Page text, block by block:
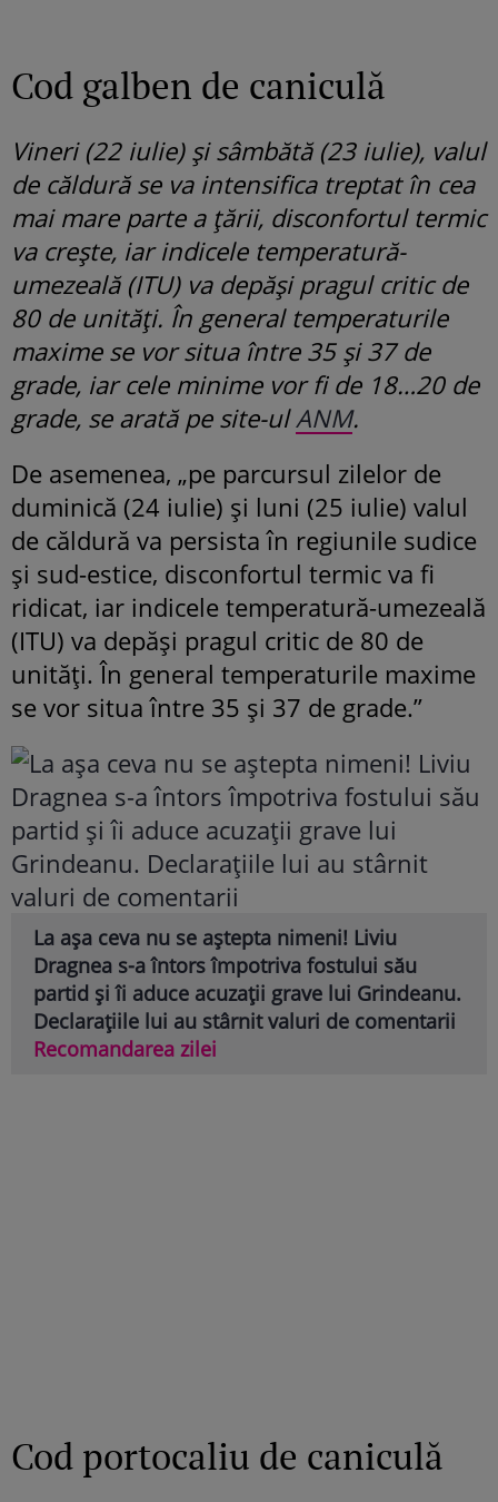
Cod galben de caniculă
Vineri (22 iulie) și sâmbătă (23 iulie), valul
de căldură se va intensifica treptat în cea
mai mare parte a țării, disconfortul termic
va crește, iar indicele temperatură-
umezeală (ITU) va depăși pragul critic de
80 de unități. În general temperaturile
maxime se vor situa între 35 și 37 de
grade, iar cele minime vor fi de 18…20 de
grade, se arată pe site-ulANM.
De asemenea, „pe parcursul zilelor de
duminică (24 iulie) și luni (25 iulie) valul
de căldură va persista în regiunile sudice
și sud-estice, disconfortul termic va fi
ridicat, iar indicele temperatură-umezeală
(ITU) va depăși pragul critic de 80 de
unități. În general temperaturile maxime
se vor situa între 35 și 37 de grade.”
La așa ceva nu se aștepta nimeni! Liviu
Dragnea s-a întors împotriva fostului său
partid și îi aduce acuzații grave lui Grindeanu.
Declarațiile lui au stârnit valuri de comentarii
Recomandarea zilei
Cod portocaliu de caniculă